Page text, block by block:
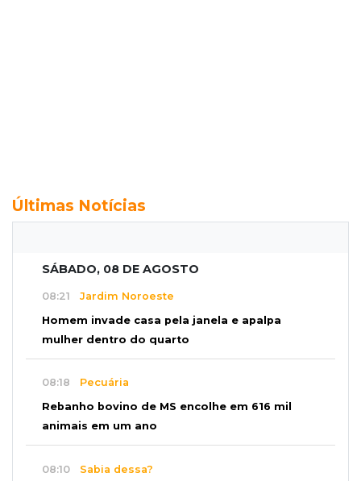
Últimas Notícias
SÁBADO, 08 DE AGOSTO
08:21 Jardim Noroeste
Homem invade casa pela janela e apalpa
mulher dentro do quarto
08:18 Pecuária
Rebanho bovino de MS encolhe em 616 mil
animais em um ano
08:10 Sabia dessa?